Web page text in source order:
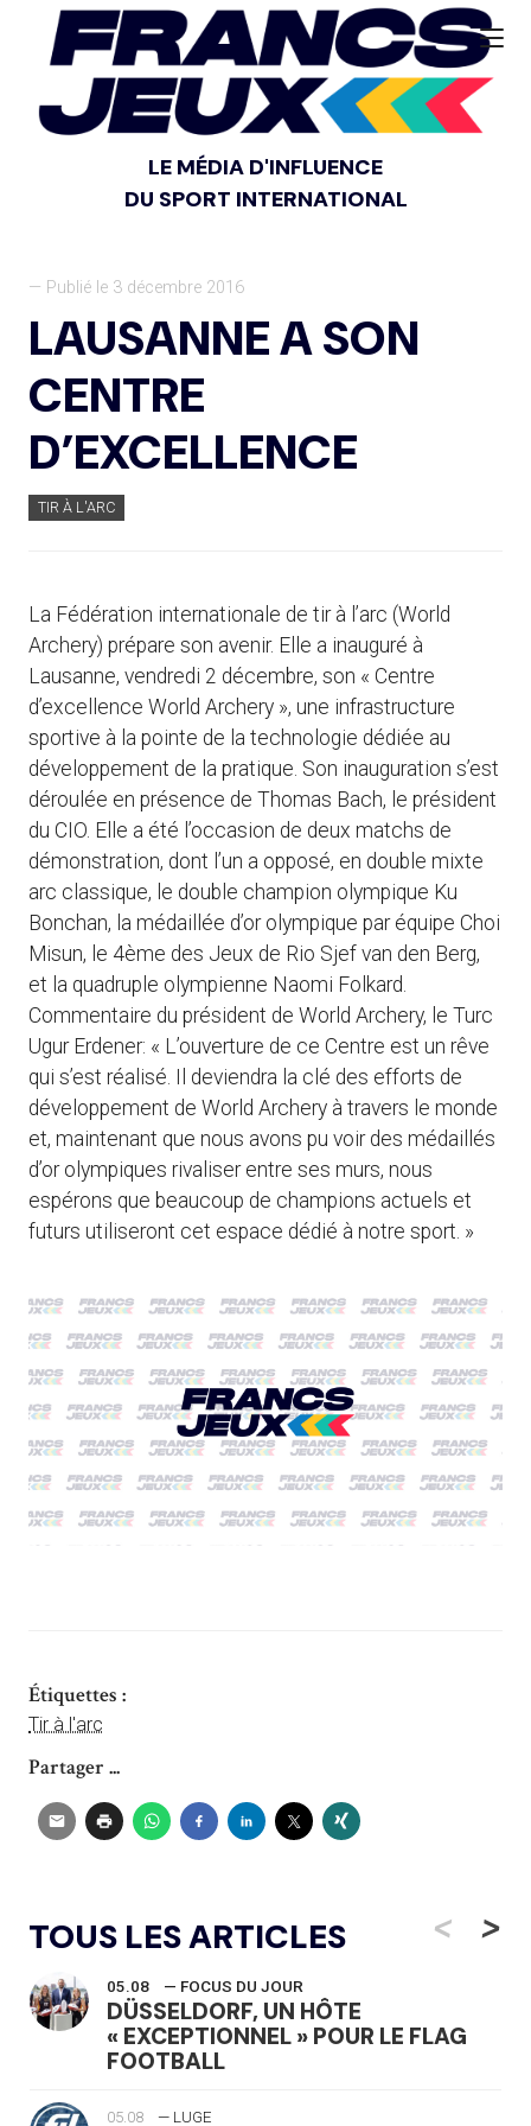
LE MÉDIA D'INFLUENCE
DU SPORT INTERNATIONAL
— Publié le 3 décembre 2016
LAUSANNE A SON
CENTRE
D’EXCELLENCE
TIR À L'ARC
La Fédération internationale de tir à l’arc (World
Archery) prépare son avenir. Elle a inauguré à
Lausanne, vendredi 2 décembre, son « Centre
d’excellence World Archery », une infrastructure
sportive à la pointe de la technologie dédiée au
développement de la pratique. Son inauguration s’est
déroulée en présence de Thomas Bach, le président
du CIO. Elle a été l’occasion de deux matchs de
démonstration, dont l’un a opposé, en double mixte
arc classique, le double champion olympique Ku
Bonchan, la médaillée d’or olympique par équipe Choi
Misun, le 4ème des Jeux de Rio Sjef van den Berg,
et la quadruple olympienne Naomi Folkard.
Commentaire du président de World Archery, le Turc
Ugur Erdener: « L’ouverture de ce Centre est un rêve
qui s’est réalisé. Il deviendra la clé des efforts de
développement de World Archery à travers le monde
et, maintenant que nous avons pu voir des médaillés
d’or olympiques rivaliser entre ses murs, nous
espérons que beaucoup de champions actuels et
futurs utiliseront cet espace dédié à notre sport. »
Étiquettes :
Tir à l'arc
Partager ...
TOUS LES ARTICLES <
05.08 — FOCUS DU JOUR
DÜSSELDORF, UN HÔTE
« EXCEPTIONNEL » POUR LE FLAG
FOOTBALL
05.08 — LUGE
>